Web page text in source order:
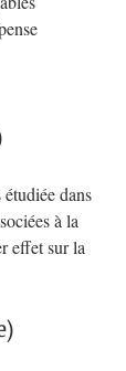
dans
à la
effet sur la